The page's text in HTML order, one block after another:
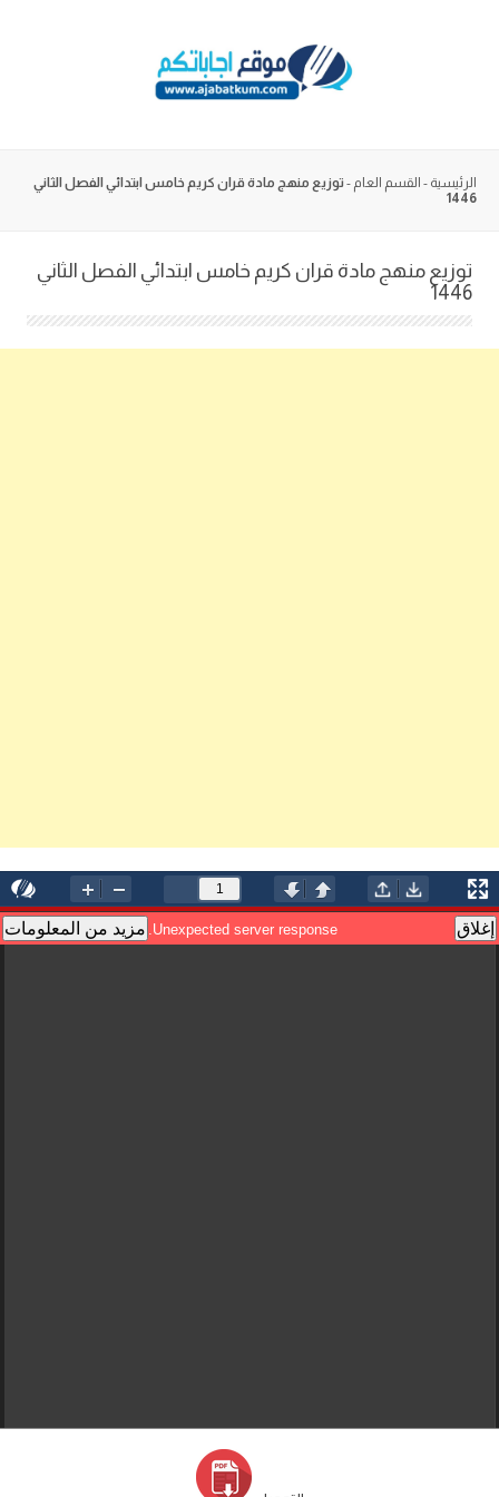
الرئيسية - القسم العام - توزيع منهج مادة قران كريم خامس ابتدائي الفصل الثاني
1446
توزيع منهج مادة قران كريم خامس ابتدائي الفصل الثاني
1446